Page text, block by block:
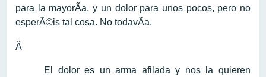
para la mayorÃ­a, y un dolor para unos pocos, pero no
esperÃ©is tal cosa. No todavÃ­a.
Â
El dolor es un arma afilada y nos la quieren